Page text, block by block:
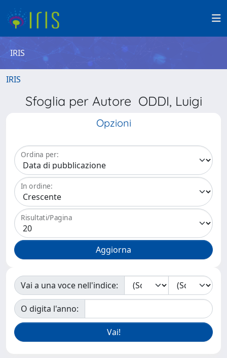
IRIS
IRIS
Sfoglia per Autore ODDI, Luigi
Opzioni
Ordina per:
In ordine:
Risultati/Pagina
Vai a una voce nell'indice:
O digita l'anno: